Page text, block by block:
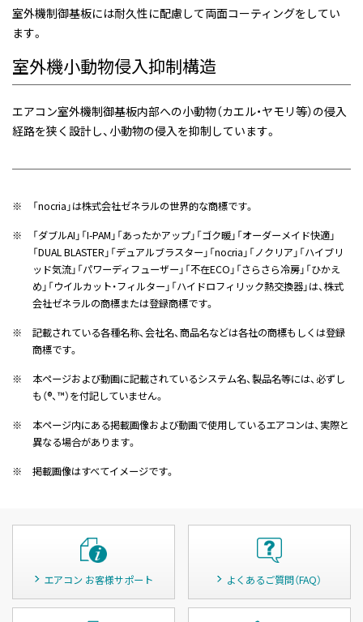
室外機制御基板には耐久性に配慮して両面コーティングをしてい
ます。
室外機小動物侵入抑制構造
エアコン室外機制御基板内部への小動物（カエル・ヤモリ等）の侵入
経路を狭く設計し、小動物の侵入を抑制しています。
※
「nocria」は株式会社ゼネラルの世界的な商標です。
※
「ダブルAI」「I-PAM」「あったかアップ」「ゴク暖」「オーダーメイド快適」
「DUAL BLASTER」「デュアルブラスター」「nocria」「ノクリア」「ハイブリ
ッド気流」「パワーディフューザー」「不在ECO」「さらさら冷房」「ひかえ
め」「ウイルカット・フィルター」「ハイドロフィリック熱交換器」は、株式
会社ゼネラルの商標または登録商標です。
※
記載されている各種名称、会社名、商品名などは各社の商標もしくは登録
商標です。
※
本ページおよび動画に記載されているシステム名、製品名等には、必ずし
も（®、™）を付記していません。
※
本ページ内にある掲載画像および動画で使用しているエアコンは、実際と
異なる場合があります。
※
掲載画像はすべてイメージです。
エアコン お客様サポート よくあるご質問（FAQ）